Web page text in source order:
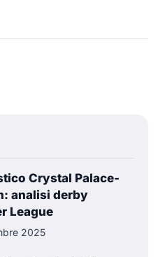
Crystal Palace-
analisi derby
League
2025